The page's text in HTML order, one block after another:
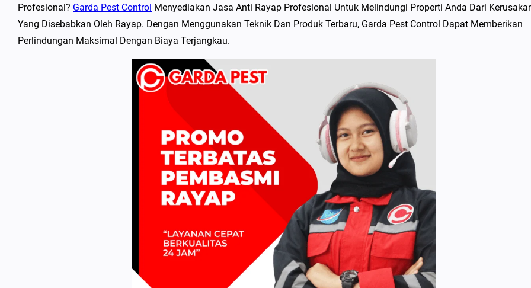
Profesional? Garda Pest Control Menyediakan Jasa Anti Rayap Profesional Untuk Melindungi Properti Anda Dari
Yang Disebabkan Oleh Rayap. Dengan Menggunakan Teknik Dan Produk Terbaru, Garda Pest Control Dapat Memberikan
Perlindungan Maksimal Dengan Biaya Terjangkau.